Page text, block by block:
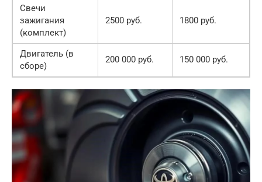
Свечи
зажигания
(комплект)
2500 руб. 1800 руб.
Двигатель (в
сборе)
200 000 руб. 150 000 руб.